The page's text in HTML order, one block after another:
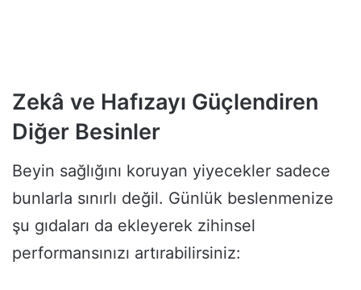
Zekâ ve Hafızayı Güçlendiren
Diğer Besinler
Beyin sağlığını koruyan yiyecekler sadece
bunlarla sınırlı değil. Günlük beslenmenize
şu gıdaları da ekleyerek zihinsel
performansınızı artırabilirsiniz: